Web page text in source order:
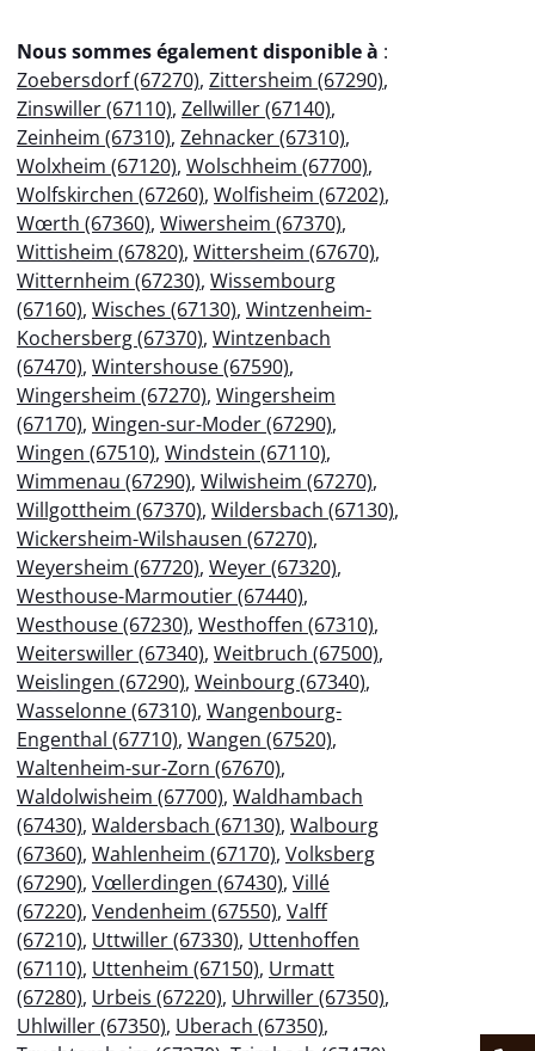
Nous sommes également disponible à :
Zoebersdorf (67270), Zittersheim (67290),
Zinswiller (67110), Zellwiller (67140),
Zeinheim (67310), Zehnacker (67310),
Wolxheim (67120), Wolschheim (67700),
Wolfskirchen (67260), Wolfisheim (67202),
Wœrth (67360), Wiwersheim (67370),
Wittisheim (67820), Wittersheim (67670),
Witternheim (67230), Wissembourg
(67160), Wisches (67130), Wintzenheim-
Kochersberg (67370), Wintzenbach
(67470), Wintershouse (67590),
Wingersheim (67270), Wingersheim
(67170), Wingen-sur-Moder (67290),
Wingen (67510), Windstein (67110),
Wimmenau (67290), Wilwisheim (67270),
Willgottheim (67370), Wildersbach (67130),
Wickersheim-Wilshausen (67270),
Weyersheim (67720), Weyer (67320),
Westhouse-Marmoutier (67440),
Westhouse (67230), Westhoffen (67310),
Weiterswiller (67340), Weitbruch (67500),
Weislingen (67290), Weinbourg (67340),
Wasselonne (67310), Wangenbourg-
Engenthal (67710), Wangen (67520),
Waltenheim-sur-Zorn (67670),
Waldolwisheim (67700), Waldhambach
(67430), Waldersbach (67130), Walbourg
(67360), Wahlenheim (67170), Volksberg
(67290), Vœllerdingen (67430), Villé
(67220), Vendenheim (67550), Valff
(67210), Uttwiller (67330), Uttenhoffen
(67110), Uttenheim (67150), Urmatt
(67280), Urbeis (67220), Uhrwiller (67350),
Uhlwiller (67350), Uberach (67350),